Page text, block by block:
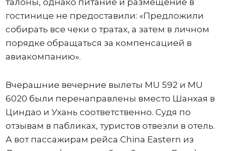
гостинице не предоставили: «Предложили
собирать все чеки о тратах, а затем в личном
порядке обращаться за компенсацией в
авиакомпанию».
Вчерашние вечерние вылеты MU 592 и MU
6020 были перенаправлены вместо Шанхая в
Циндао и Ухань соответственно. Судя по
отзывам в пабликах, туристов отвезли в отель.
А вот пассажирам рейса China Eastern из